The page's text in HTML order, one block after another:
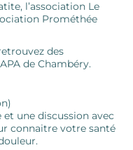
l’association Le
Prométhée
des
de Chambéry.
une discussion avec
connaitre votre santé